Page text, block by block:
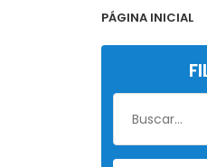
PÁGINA INICIAL